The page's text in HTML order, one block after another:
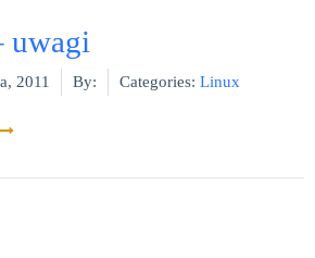
uwagi
2011 By: Categories: Linux